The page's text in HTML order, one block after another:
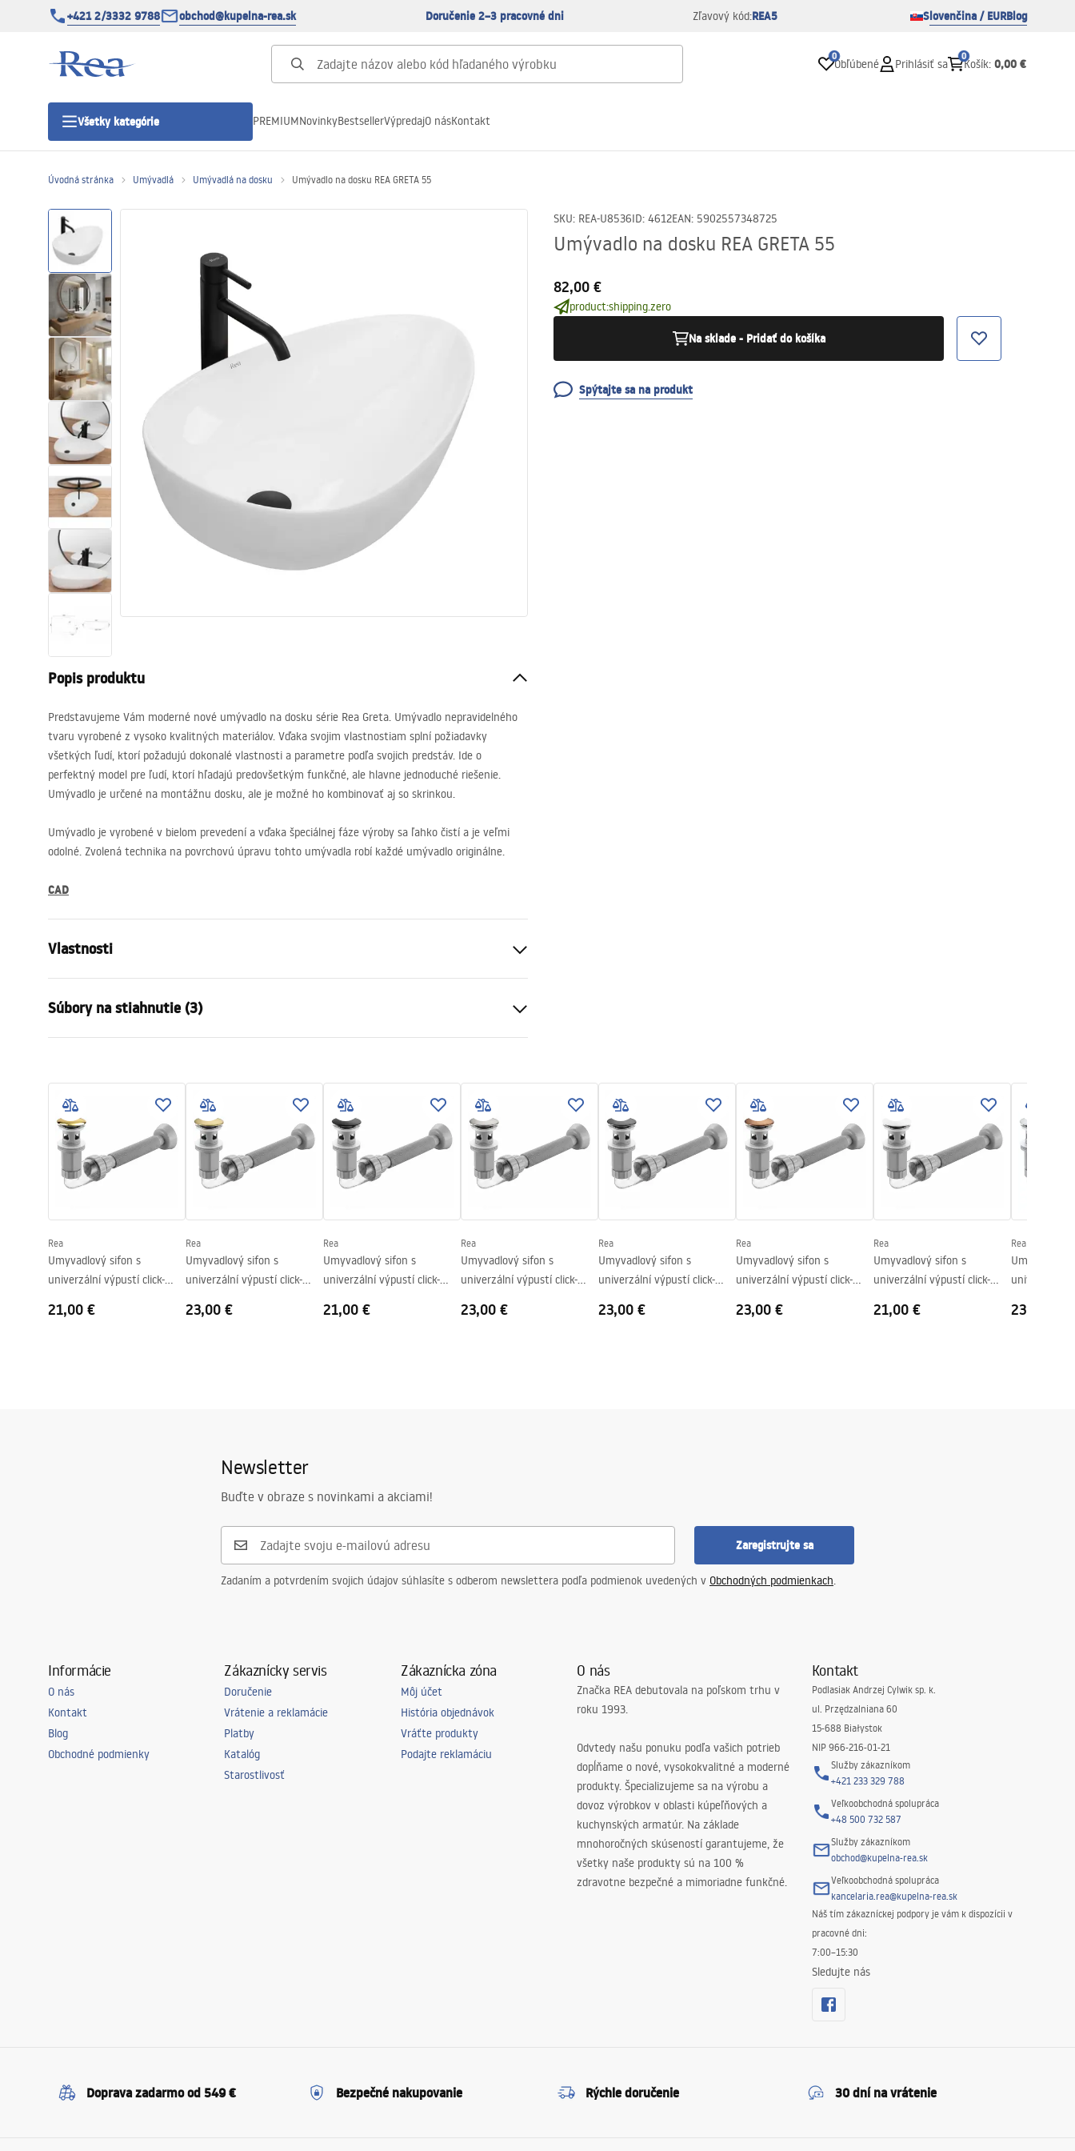
+421 2/3332 9788 obchod@kupelna-rea.sk Doručenie 2–3 pracovné dni Zľavový kód:REA5 Slovenčina / EURBlog
0
Obľúbené Prihlásiť sa
0
Košík: 0,00 €
Všetky kategórie
Sprchové dvere
Sprchové vaničky
Sprchové žľaby
Sanitárna keramika
Umývadlá
Vaňa so zástenou
Batérie
Sprchy
PREMIUMNovinkyBestsellerVýpredajO násKontakt
Úvodná stránka Umývadlá Umývadlá na dosku Umývadlo na dosku REA GRETA 55
SKU: REA-U8536ID: 4612EAN: 5902557348725
Umývadlo na dosku REA GRETA 55
82,00 €
product:shipping.zero
Na sklade - Pridať do košíka
Spýtajte sa na produkt
Popis produktu
Predstavujeme Vám moderné nové umývadlo na dosku série Rea Greta. Umývadlo nepravidelného
tvaru vyrobené z vysoko kvalitných materiálov. Vďaka svojim vlastnostiam splní požiadavky
všetkých ľudí, ktorí požadujú dokonalé vlastnosti a parametre podľa svojich predstáv. Ide o
perfektný model pre ľudí, ktorí hľadajú predovšetkým funkčné, ale hlavne jednoduché riešenie.
Umývadlo je určené na montážnu dosku, ale je možné ho kombinovať aj so skrinkou.
Umývadlo je vyrobené v bielom prevedení a vďaka špeciálnej fáze výroby sa ľahko čistí a je veľmi
odolné. Zvolená technika na povrchovú úpravu tohto umývadla robí každé umývadlo originálne.
CAD
Vlastnosti
Materiál
Farba
Biela
Šírka
mm
Výška
130
mm
Tvar
Oválny, Asymetrický
Prepadový otvor
Nie
Súbory na stiahnutie (3)
WARUNKI BEZPIECZENSTWA
UMYWALKI.pdf
Záručné podmienky
Warranty_Terms_and_Conditions_
Rea
Umyvadlový sifon s
univerzální výpustí click-
21,00 €
Rea
Umyvadlový sifon s
univerzální výpustí click-
23,00 €
Rea
Umyvadlový sifon s
univerzální výpustí click-
21,00 €
Rea
Umyvadlový sifon s
univerzální výpustí click-
23,00 €
Rea
Umyvadlový sifon s
univerzální výpustí click-
23,00 €
Rea
Umyvadlový sifon s
univerzální výpustí click-
23,00 €
Rea
Umyvadlový sifon s
univerzální výpustí click-
21,00 €
Rea
Umyvadlový
univerzální
23,00 €
Newsletter
Buďte v obraze s novinkami a akciami!
Zaregistrujte sa
Zadaním a potvrdením svojich údajov súhlasíte s odberom newslettera podľa podmienok uvedených v Obchodných podmienkach.
Informácie
O nás
Kontakt
Blog
Obchodné podmienky
Zákaznícky servis
Doručenie
Vrátenie a reklamácie
Platby
Katalóg
Starostlivosť
Zákaznícka zóna
Môj účet
História objednávok
Vráťte produkty
Podajte reklamáciu
O nás
Značka REA debutovala na poľskom trhu v
roku 1993.
Odvtedy našu ponuku podľa vašich potrieb
dopĺňame o nové, vysokokvalitné a moderné
produkty. Špecializujeme sa na výrobu a
dovoz výrobkov v oblasti kúpeľňových a
kuchynských armatúr. Na základe
mnohoročných skúseností garantujeme, že
všetky naše produkty sú na 100 %
zdravotne bezpečné a mimoriadne funkčné.
Kontakt
Podlasiak Andrzej Cylwik sp. k.
ul. Przędzalniana 60
15-688 Białystok
NIP 966-216-01-21
Služby zákazníkom
+421 233 329 788
Veľkoobchodná spolupráca
+48 500 732 587
Služby zákazníkom
obchod@kupelna-rea.sk
Veľkoobchodná spolupráca
kancelaria.rea@kupelna-rea.sk
Náš tím zákazníckej podpory je vám k dispozícii v
pracovné dni:
7:00–15:30
Sledujte nás
Doprava zadarmo od 549 € Bezpečné nakupovanie Rýchle doručenie 30 dní na vrátenie